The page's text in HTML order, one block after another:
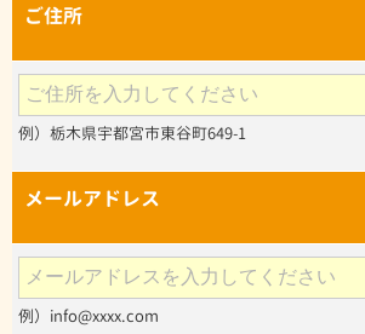
ご住所
例）栃木県宇都宮市東谷町649-1
メールアドレス
例）info@xxxx.com